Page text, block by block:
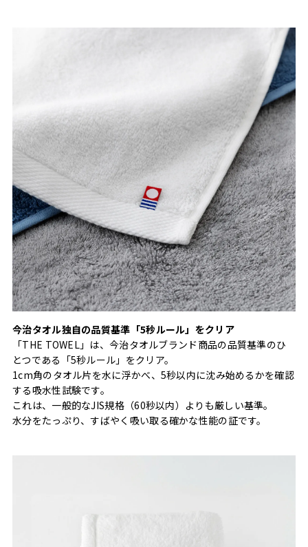
今治タオル独自の品質基準「5秒ルール」をクリア
「THE TOWEL」は、今治タオルブランド商品の品質基準のひ
とつである「5秒ルール」をクリア。
1cm角のタオル片を水に浮かべ、5秒以内に沈み始めるかを確認
する吸水性試験です。
これは、一般的なJIS規格（60秒以内）よりも厳しい基準。
水分をたっぷり、すばやく吸い取る確かな性能の証です。